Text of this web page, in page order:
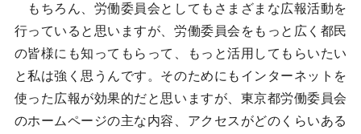
もちろん、労働委員会としてもさまざまな広報活動を
行っていると思いますが、労働委員会をもっと広く都民
の皆様にも知ってもらって、もっと活用してもらいたい
と私は強く思うんです。そのためにもインターネットを
使った広報が効果的だと思いますが、東京都労働委員会
のホームページの主な内容、アクセスがどのくらいある